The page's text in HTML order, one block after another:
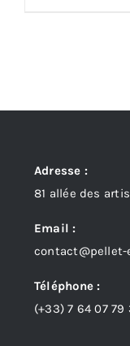
Adresse :
81 allée des
Email :
contact@pellet-
Téléphone :
(+33)7 64 07 79